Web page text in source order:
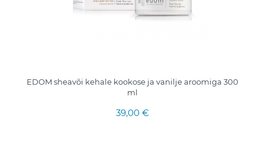
EDOM sheavõi kehale kookose ja vanilje aroomiga 300
ml
39,00 €